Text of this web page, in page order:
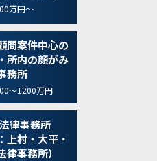
万円～
問案件中心の
所内の顔がみ
務所
～1200万円
律事務所
上村・大平・
律事務所）